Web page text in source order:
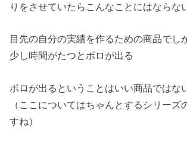
りをさせていたらこんなことにはならな
目先の自分の実績を作るための商品でし
少し時間がたつとボロが出る
ボロが出るということはいい商品ではな
（ここについてはちゃんとするシリーズ
すね）